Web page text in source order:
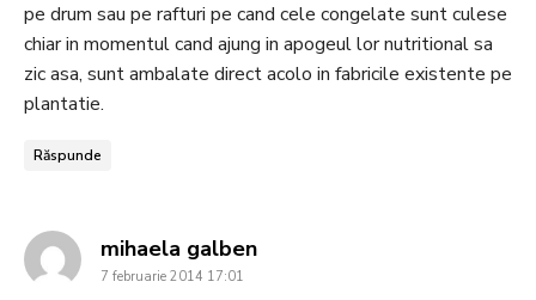
pe drum sau pe rafturi pe cand cele congelate sunt culese
chiar in momentul cand ajung in apogeul lor nutritional sa
zic asa, sunt ambalate direct acolo in fabricile existente pe
plantatie.
Răspunde
mihaela galbensays:
7 februarie 2014 17:01